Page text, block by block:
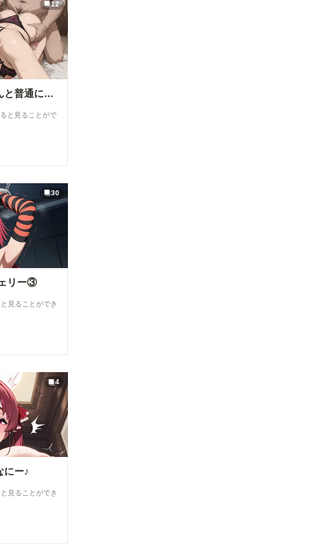
12
私は日中お義父さんと普通に過ごしてる・・。そういう事にした・・２(12枚）
と見ることがで
30
リー③
見ることができ
4
にー♪
見ることができ